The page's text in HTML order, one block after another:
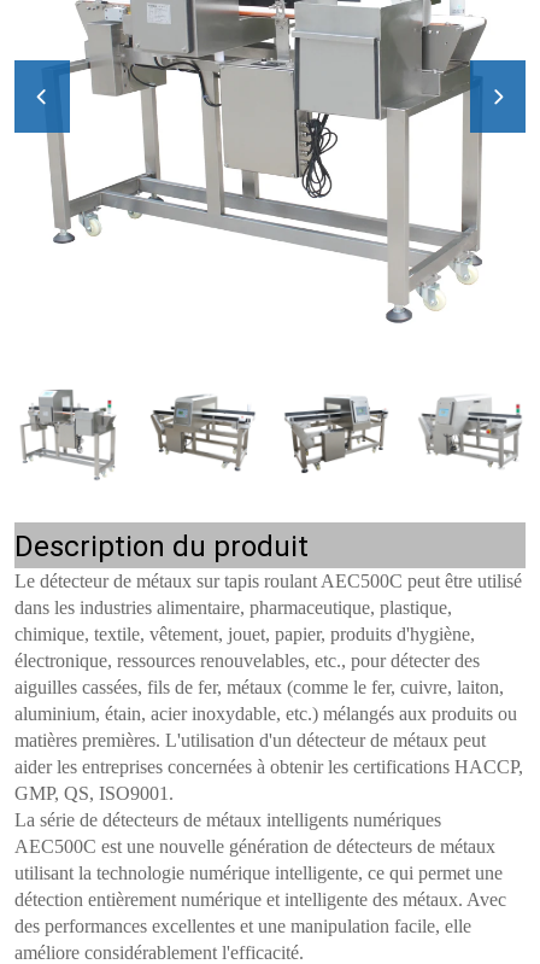
Description du produit
Le détecteur de métaux sur tapis roulant AEC500C peut être utilisé
dans les industries alimentaire, pharmaceutique, plastique,
chimique, textile, vêtement, jouet, papier, produits d'hygiène,
électronique, ressources renouvelables, etc., pour détecter des
aiguilles cassées, fils de fer, métaux (comme le fer, cuivre, laiton,
aluminium, étain, acier inoxydable, etc.) mélangés aux produits ou
matières premières. L'utilisation d'un détecteur de métaux peut
aider les entreprises concernées à obtenir les certifications HACCP,
GMP, QS, ISO9001.
La série de détecteurs de métaux intelligents numériques
AEC500C est une nouvelle génération de détecteurs de métaux
utilisant la technologie numérique intelligente, ce qui permet une
détection entièrement numérique et intelligente des métaux. Avec
des performances excellentes et une manipulation facile, elle
améliore considérablement l'efficacité.